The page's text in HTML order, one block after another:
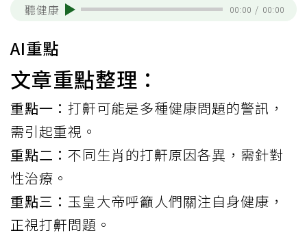
聽健康 00:00 / 00:00
AI重點
文章重點整理：
重點一： 打鼾可能是多種健康問題的警訊，
需引起重視。
重點二： 不同生肖的打鼾原因各異，需針對
性治療。
重點三： 玉皇大帝呼籲人們關注自身健康，
正視打鼾問題。